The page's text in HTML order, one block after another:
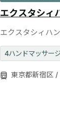
エクスタシィ
エクスタシィハ
4ハンドマッサー
東京都新宿区